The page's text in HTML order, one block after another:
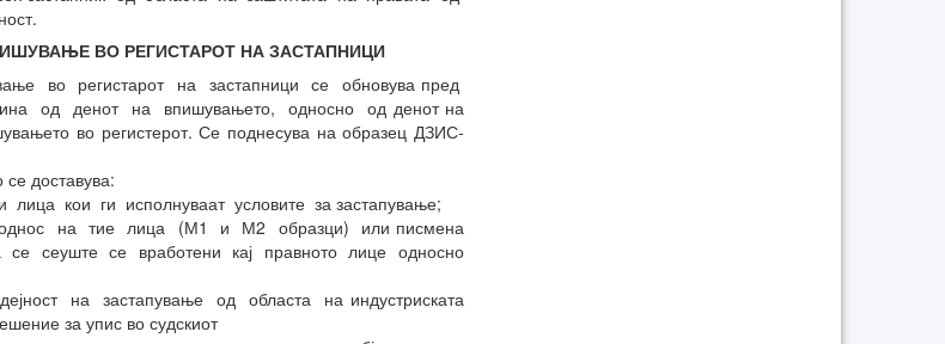
ВО РЕГИСТАРОТ НА ЗАСТАПНИЦИ
во регистарот на застапници се обновува пред
од денот на впишувањето, односно од денот на
во регистерот. Се поднесува на образец ДЗИС-
доставува:
лица кои ги исполнуваат условите за застапување;
на тие лица (М1 и М2 образци) или писмена
се сеуште се вработени кај правното лице односно
на застапување од областа на индустриската
за упис во судскиот